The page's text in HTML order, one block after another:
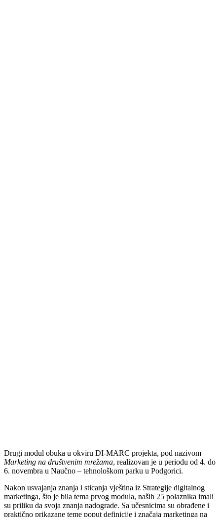
Drugi modul obuka u okviru DI-MARC projekta, pod nazivom
Marketing na društvenim mrežama, realizovan je u periodu od 4. do
6. novembra u Naučno – tehnološkom parku u Podgorici.
Nakon usvajanja znanja i sticanja vještina iz Strategije digitalnog
marketinga, što je bila tema prvog modula, naših 25 polaznika imali
su priliku da svoja znanja nadograde. Sa učesnicima su obrađene i
praktično prikazane teme poput definicije i značaja marketinga na